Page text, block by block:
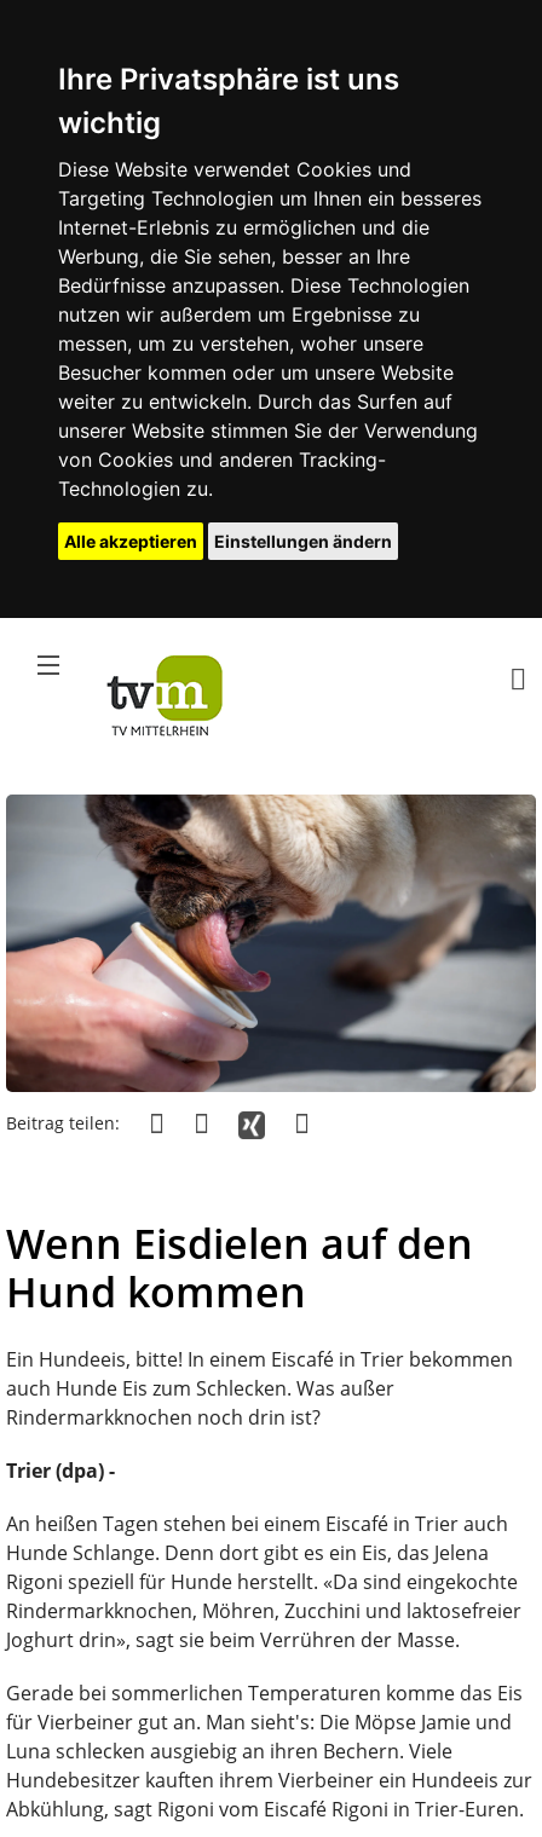
Ihre Privatsphäre ist uns
wichtig
Diese Website verwendet Cookies und
Targeting Technologien um Ihnen ein besseres
Internet-Erlebnis zu ermöglichen und die
Werbung, die Sie sehen, besser an Ihre
Bedürfnisse anzupassen. Diese Technologien
nutzen wir außerdem um Ergebnisse zu
messen, um zu verstehen, woher unsere
Besucher kommen oder um unsere Website
weiter zu entwickeln. Durch das Surfen auf
unserer Website stimmen Sie der Verwendung
von Cookies und anderen Tracking-
Technologien zu.
Alle akzeptieren Einstellungen ändern
Beitrag teilen:
Wenn Eisdielen auf den
Hund kommen
Ein Hundeeis, bitte! In einem Eiscafé in Trier bekommen
auch Hunde Eis zum Schlecken. Was außer
Rindermarkknochen noch drin ist?
Trier (dpa) -
An heißen Tagen stehen bei einem Eiscafé in Trier auch
Hunde Schlange. Denn dort gibt es ein Eis, das Jelena
Rigoni speziell für Hunde herstellt. «Da sind eingekochte
Rindermarkknochen, Möhren, Zucchini und laktosefreier
Joghurt drin», sagt sie beim Verrühren der Masse.
Gerade bei sommerlichen Temperaturen komme das Eis
für Vierbeiner gut an. Man sieht's: Die Möpse Jamie und
Luna schlecken ausgiebig an ihren Bechern. Viele
Hundebesitzer kauften ihrem Vierbeiner ein Hundeeis zur
Abkühlung, sagt Rigoni vom Eiscafé Rigoni in Trier-Euren.